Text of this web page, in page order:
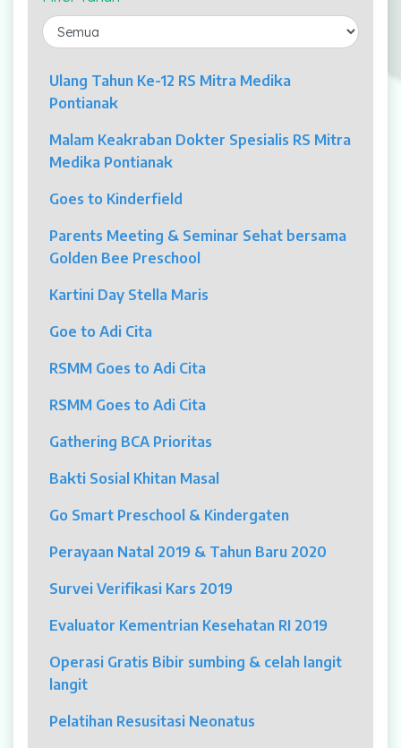
Laparaskopi
OCT
Eye Care
Multi Slice CT-Scan 128 Slices
Mamografi
Klinik Andrologi
Klinik Nyeri
Dokter
Jadwal Dokter
Sunday Clinic
Dokter Spesialis
Dokter Umum
Ulang Tahun Ke-12 RS Mitra Medika
Pontianak
Malam Keakraban Dokter Spesialis RS Mitra
Medika Pontianak
Goes to Kinderfield
Parents Meeting & Seminar Sehat bersama
Golden Bee Preschool
Kartini Day Stella Maris
Goe to Adi Cita
RSMM Goes to Adi Cita
RSMM Goes to Adi Cita
Gathering BCA Prioritas
Bakti Sosial Khitan Masal
Go Smart Preschool & Kindergaten
Perayaan Natal 2019 & Tahun Baru 2020
Survei Verifikasi Kars 2019
Evaluator Kementrian Kesehatan RI 2019
Operasi Gratis Bibir sumbing & celah langit
langit
Pelatihan Resusitasi Neonatus